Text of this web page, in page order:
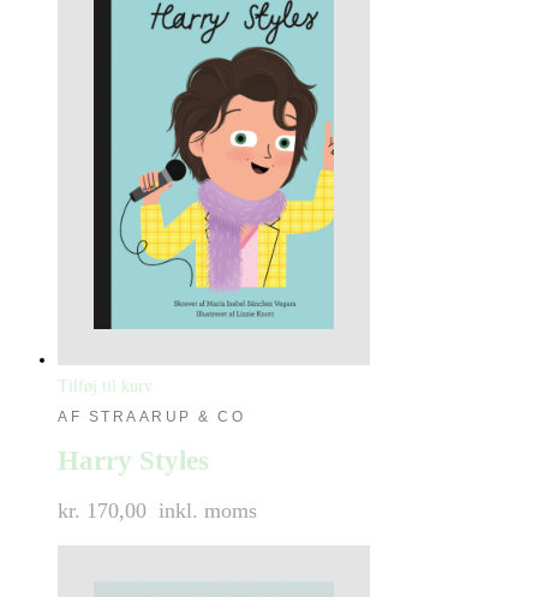
Tilføj til kurv
AF STRAARUP & CO
Harry Styles
kr. 170,00 inkl. moms